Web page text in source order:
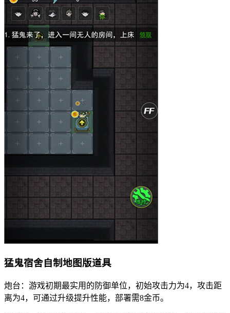
猛鬼宿舍自制地图版道具
炮台：游戏初期最实用的防御单位，初始攻击力为4，攻击距
离为4，可通过升级提升性能，部署需8金币。